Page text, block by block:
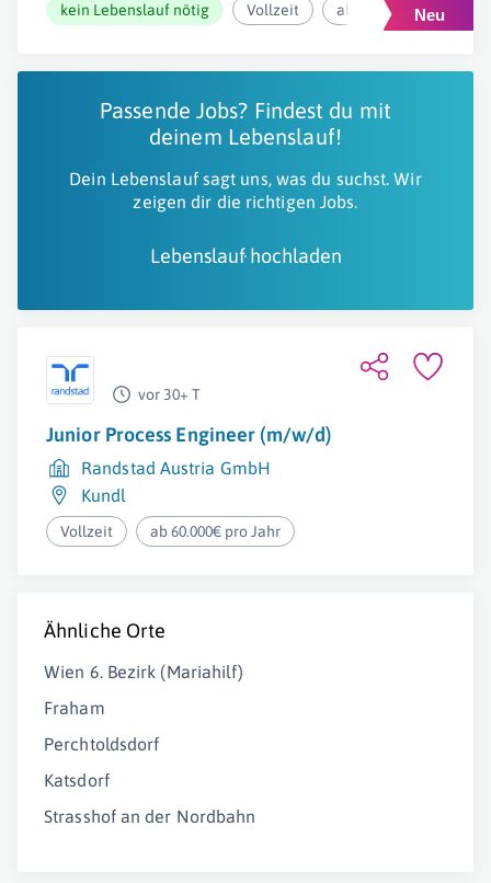
kein Lebenslauf nötig Vollzeit ab 49.000€ pro Jahr
Passende Jobs? Findest du mit
deinem Lebenslauf!
Dein Lebenslauf sagt uns, was du suchst. Wir
zeigen dir die richtigen Jobs.
Lebenslauf hochladen
vor 30+ T
Junior Process Engineer (m/w/d)
Randstad Austria GmbH
Kundl
Vollzeit ab 60.000€ pro Jahr
Ähnliche Orte
Wien 6. Bezirk (Mariahilf)
Fraham
Perchtoldsdorf
Katsdorf
Strasshof an der Nordbahn